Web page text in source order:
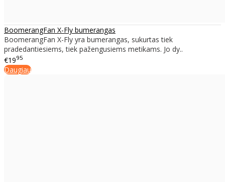
BoomerangFan X-Fly bumerangas
BoomerangFan X-Fly yra bumerangas, sukurtas tiek
pradedantiesiems, tiek pažengusiems metikams. Jo dy..
€1995
Daugiau